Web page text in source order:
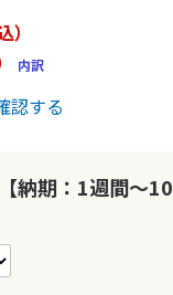
）
内訳
認する
納期：1週間～